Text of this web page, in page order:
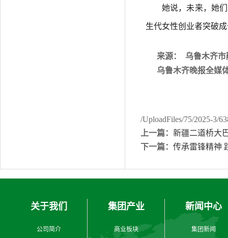
她说，未来，她们
生代女性创业者突破
来源： 乌鲁木齐市
乌鲁木齐晚报全媒
/UploadFiles/75/2025-3/
上一篇： 新疆二道桥大
下一篇： 传承雷锋精神
关于我们
公司简介
集团产业
商业板块
新闻中心
集团新闻